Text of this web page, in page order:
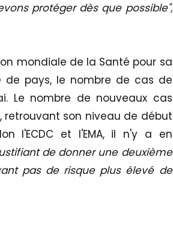
protéger dès que possible",
mondiale de la Santé pour sa
de pays, le nombre de cas de
Le nombre de nouveaux cas
retrouvant son niveau de début
l'ECDC et l'EMA, il n'y a en
de donner une deuxième
pas de risque plus élevé de